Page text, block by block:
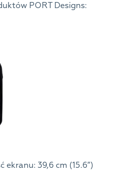
PORT Designs:
39,6 cm (15.6″)